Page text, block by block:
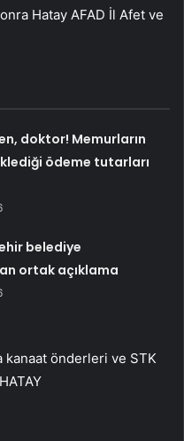
Hatay AFAD İl Afet ve
doktor! Memurların
ödeme tutarları
belediye
ortak açıklama
kanaat önderleri ve STK